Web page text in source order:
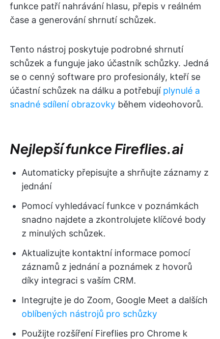
funkce patří nahrávání hlasu, přepis v reálném
čase a generování shrnutí schůzek.
Tento nástroj poskytuje podrobné shrnutí
schůzek a funguje jako účastník schůzky. Jedná
se o cenný software pro profesionály, kteří se
účastní schůzek na dálku a potřebují plynulé a
snadné sdílení obrazovky během videohovorů.
Nejlepší funkce Fireflies.ai
Automaticky přepisujte a shrňujte záznamy z
jednání
Pomocí vyhledávací funkce v poznámkách
snadno najdete a zkontrolujete klíčové body
z minulých schůzek.
Aktualizujte kontaktní informace pomocí
záznamů z jednání a poznámek z hovorů
díky integraci s vaším CRM.
Integrujte je do Zoom, Google Meet a dalších
oblíbených nástrojů pro schůzky
Použijte rozšíření Fireflies pro Chrome k